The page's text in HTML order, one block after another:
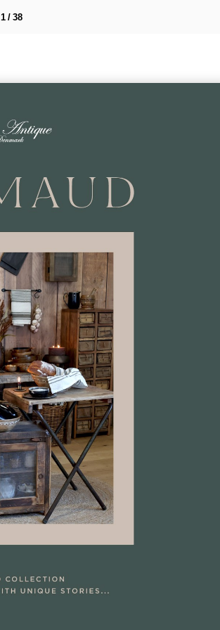
1 / 38